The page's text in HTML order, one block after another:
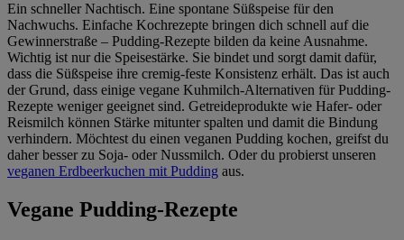
Ein schneller Nachtisch. Eine spontane Süßspeise für den
Nachwuchs. Einfache Kochrezepte bringen dich schnell auf die
Gewinnerstraße – Pudding-Rezepte bilden da keine Ausnahme.
Wichtig ist nur die Speisestärke. Sie bindet und sorgt damit dafür,
dass die Süßspeise ihre cremig-feste Konsistenz erhält. Das ist auch
der Grund, dass einige vegane Kuhmilch-Alternativen für Pudding-
Rezepte weniger geeignet sind. Getreideprodukte wie Hafer- oder
Reismilch können Stärke mitunter spalten und damit die Bindung
verhindern. Möchtest du einen veganen Pudding kochen, greifst du
daher besser zu Soja- oder Nussmilch. Oder du probierst unseren
veganen Erdbeerkuchen mit Pudding aus.
Vegane Pudding-Rezepte